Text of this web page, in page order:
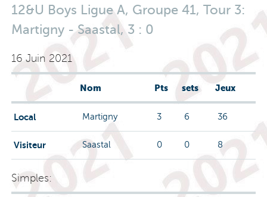
12&U Boys Ligue A, Groupe 41, Tour 3:
Martigny - Saastal, 3 : 0
16 Juin 2021
Nom Pts sets Jeux
Local Martigny 3 6 36
Visiteur Saastal 0 0 8
Simples: